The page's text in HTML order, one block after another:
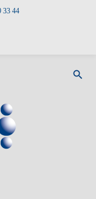
33 44
search